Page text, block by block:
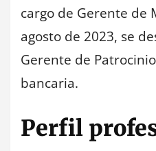
cargo de Gerente de
agosto de 2023, se
Gerente de
bancaria.
Perfil